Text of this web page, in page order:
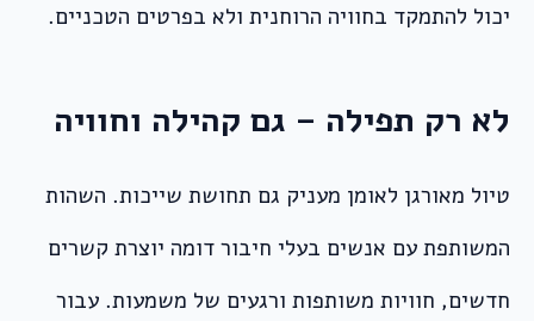
יכול להתמקד בחוויה הרוחנית ולא בפרטים הטכניים.
לא רק תפילה – גם קהילה וחוויה
טיול מאורגן לאומן מעניק גם תחושת שייכות. השהות
המשותפת עם אנשים בעלי חיבור דומה יוצרת קשרים
חדשים, חוויות משותפות ורגעים של משמעות. עבור